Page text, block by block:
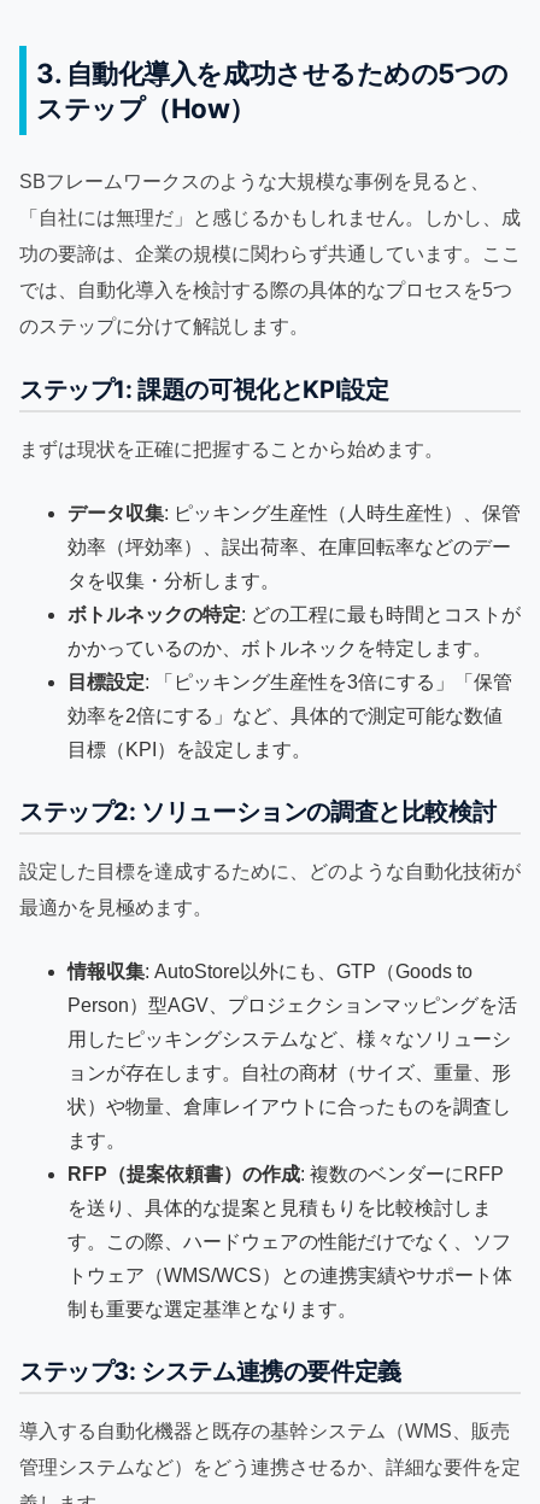
3. 自動化導入を成功させるための5つの
ステップ（How）
SBフレームワークスのような大規模な事例を見ると、
「自社には無理だ」と感じるかもしれません。しかし、成
功の要諦は、企業の規模に関わらず共通しています。ここ
では、自動化導入を検討する際の具体的なプロセスを5つ
のステップに分けて解説します。
ステップ1: 課題の可視化とKPI設定
まずは現状を正確に把握することから始めます。
データ収集: ピッキング生産性（人時生産性）、保管
効率（坪効率）、誤出荷率、在庫回転率などのデー
タを収集・分析します。
ボトルネックの特定: どの工程に最も時間とコストが
かかっているのか、ボトルネックを特定します。
目標設定: 「ピッキング生産性を3倍にする」「保管
効率を2倍にする」など、具体的で測定可能な数値
目標（KPI）を設定します。
ステップ2: ソリューションの調査と比較検討
設定した目標を達成するために、どのような自動化技術が
最適かを見極めます。
情報収集: AutoStore以外にも、GTP（Goods to
Person）型AGV、プロジェクションマッピングを活
用したピッキングシステムなど、様々なソリューシ
ョンが存在します。自社の商材（サイズ、重量、形
状）や物量、倉庫レイアウトに合ったものを調査し
ます。
RFP（提案依頼書）の作成: 複数のベンダーにRFP
を送り、具体的な提案と見積もりを比較検討しま
す。この際、ハードウェアの性能だけでなく、ソフ
トウェア（WMS/WCS）との連携実績やサポート体
制も重要な選定基準となります。
ステップ3: システム連携の要件定義
導入する自動化機器と既存の基幹システム（WMS、販売
管理システムなど）をどう連携させるか、詳細な要件を定